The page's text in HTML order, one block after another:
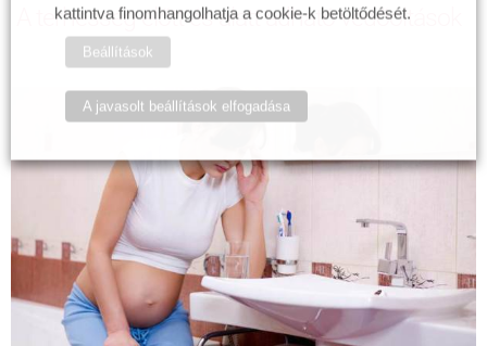
A terhesség előtt és alatt adható védőoltások
kattintva finomhangolhatja a cookie-k betöltődését.
Beállítások
A javasolt beállítások elfogadása